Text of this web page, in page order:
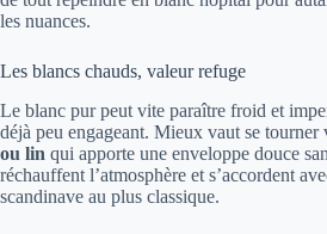
les nuances.
Les blancs chauds, valeur refuge
Le blanc pur peut vite paraître froid et
déjà peu engageant. Mieux vaut se tourner
ou lin qui apporte une enveloppe douce
réchauffent l’atmosphère et s’accordent
scandinave au plus classique.